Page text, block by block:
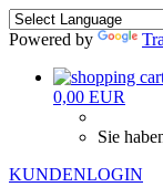
Powered by
0,00 EUR
Sie
KUNDENLOGIN